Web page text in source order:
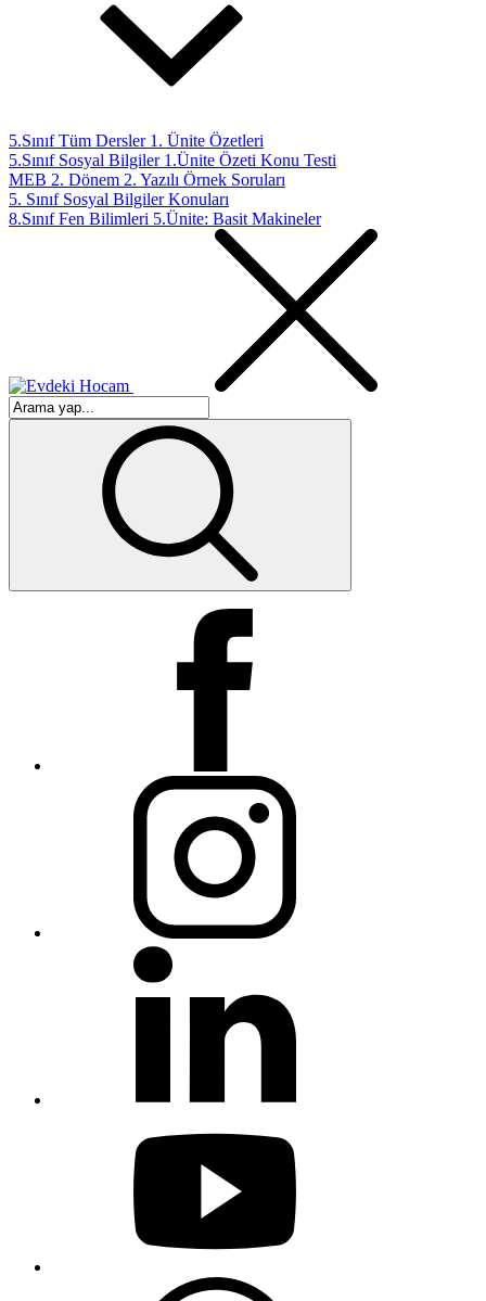
5.Sınıf Tüm Dersler 1. Ünite Özetleri
5.Sınıf Sosyal Bilgiler 1.Ünite Özeti Konu Testi
MEB 2. Dönem 2. Yazılı Örnek Soruları
5. Sınıf Sosyal Bilgiler Konuları
8.Sınıf Fen Bilimleri 5.Ünite: Basit Makineler